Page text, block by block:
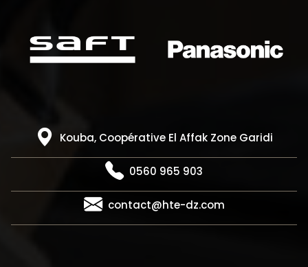
Kouba, Coopérative El Affak Zone Garidi
0560 965 903
contact@hte-dz.com